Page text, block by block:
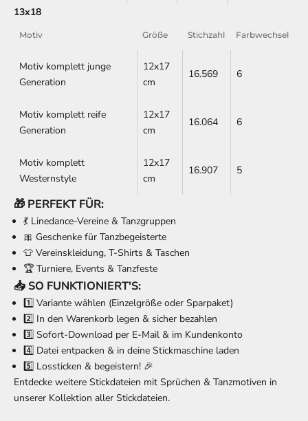
13x18
Motiv Größe Stichzahl Farbwechsel
Motiv komplett junge
Generation
12x17
cm
16.569 6
Motiv komplett reife
Generation
12x17
cm
16.064 6
Motiv komplett
Westernstyle
12x17
cm
16.907 5
🎁 PERFEKT FÜR:
💃 Linedance-Vereine & Tanzgruppen
🎀 Geschenke für Tanzbegeisterte
👕 Vereinskleidung, T-Shirts & Taschen
🏆 Turniere, Events & Tanzfeste
📥 SO FUNKTIONIERT'S:
1️⃣ Variante wählen (Einzelgröße oder Sparpaket)
2️⃣ In den Warenkorb legen & sicher bezahlen
3️⃣ Sofort-Download per E-Mail & im Kundenkonto
4️⃣ Datei entpacken & in deine Stickmaschine laden
5️⃣ Lossticken & begeistern! 🎉
Entdecke weitere Stickdateien mit Sprüchen & Tanzmotiven in
unserer Kollektion aller Stickdateien.